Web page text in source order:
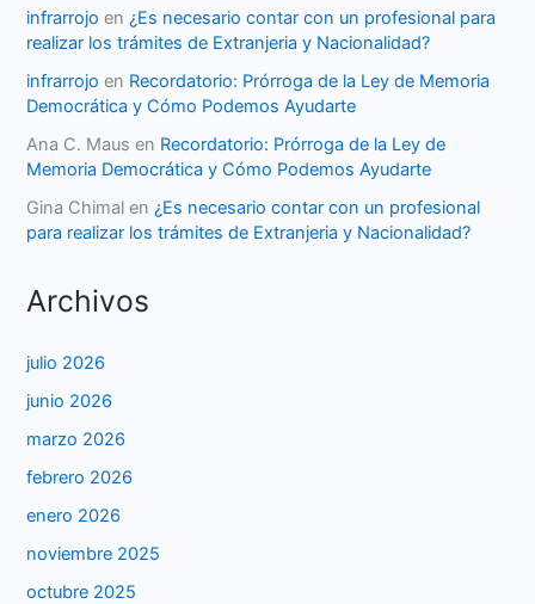
infrarrojo en¿Es necesario contar con un profesional para
realizar los trámites de Extranjeria y Nacionalidad?
infrarrojo en Recordatorio: Prórroga de la Ley de Memoria
Democrática y Cómo Podemos Ayudarte
Ana C. Maus en Recordatorio: Prórroga de la Ley de
Memoria Democrática y Cómo Podemos Ayudarte
Gina Chimal en¿Es necesario contar con un profesional
para realizar los trámites de Extranjeria y Nacionalidad?
Archivos
julio 2026
junio 2026
marzo 2026
febrero 2026
enero 2026
noviembre 2025
octubre 2025